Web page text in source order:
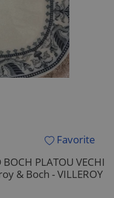
Favorite
PLATOU VECHI
& Boch - VILLEROY